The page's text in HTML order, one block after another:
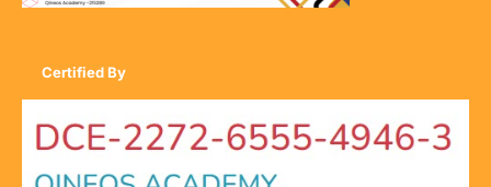
Certified By